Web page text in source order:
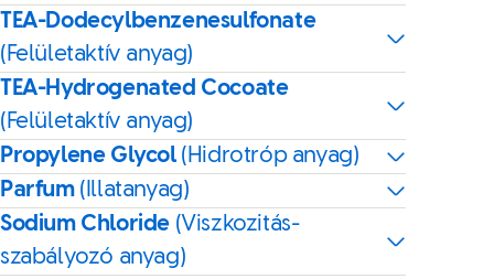
TEA-Dodecylbenzenesulfonate
(Felületaktív anyag)
TEA-Hydrogenated Cocoate
(Felületaktív anyag)
Propylene Glycol(Hidrotróp anyag)
Parfum (Illatanyag)
Sodium Chloride (Viszkozitás-
szabályozó anyag)